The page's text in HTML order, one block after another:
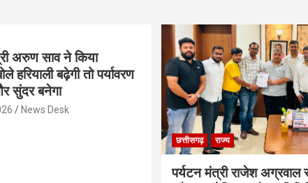
अरुण साव ने किया
हरियाली बढ़ेगी तो पर्यावरण
सुंदर बनेगा
News Desk
छत्तीसगढ़ राज्य
पर्यटन मंत्री राजेश अग्रवाल